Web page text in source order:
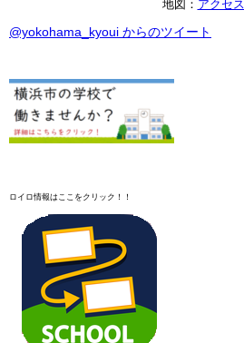
地図： アクセス
@yokohama_kyoui からのツイート
ロイロ情報はここをクリック！！